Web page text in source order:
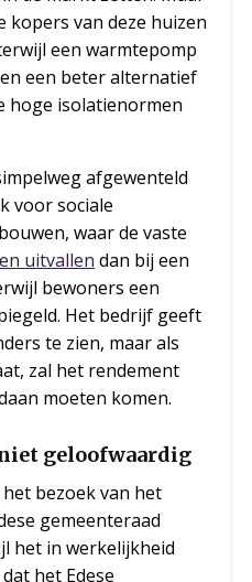
kopers van deze huizen
een warmtepomp
een beter alternatief
hoge isolatienormen
afgewenteld
voor sociale
waar de vaste
uitvallen dan bij een
bewoners een
Het bedrijf geeft
te zien, maar als
zal het rendement
moeten komen.
geloofwaardig
bezoek van het
gemeenteraad
het in werkelijkheid
het Edese